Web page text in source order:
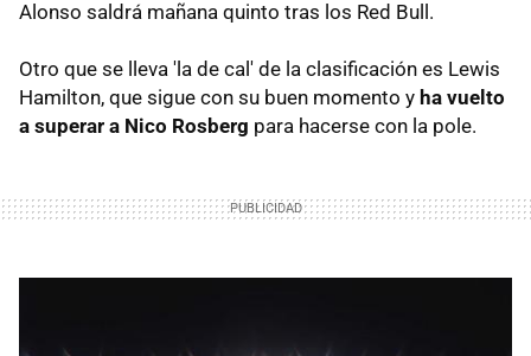
Alonso saldrá mañana quinto tras los Red Bull.
Otro que se lleva 'la de cal' de la clasificación es Lewis
Hamilton, que sigue con su buen momento y ha vuelto
a superar a Nico Rosberg para hacerse con la pole.